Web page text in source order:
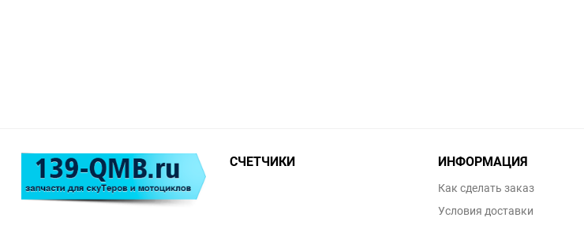
СЧЕТЧИКИ ИНФОРМАЦИЯ
Как сделать заказ
Условия доставки